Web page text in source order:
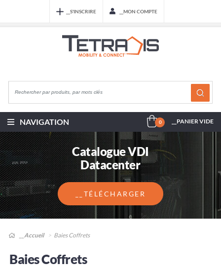
__S'INSCRIRE __MON COMPTE
NAVIGATION 0 __PANIER VIDE
Catalogue VDI
Datacenter
__TÉLÉCHARGER
__Accueil Baies Coffrets
Baies Coffrets